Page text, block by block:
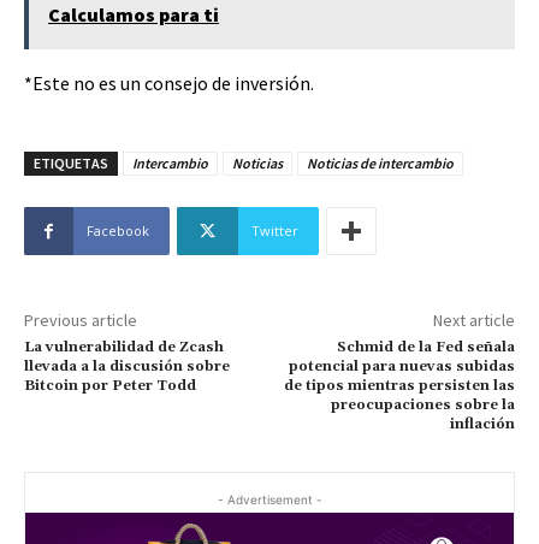
Calculamos para ti
*Este no es un consejo de inversión.
ETIQUETAS Intercambio Noticias Noticias de intercambio
Facebook Twitter
Previous article
La vulnerabilidad de Zcash
llevada a la discusión sobre
Bitcoin por Peter Todd
Next article
Schmid de la Fed señala
potencial para nuevas subidas
de tipos mientras persisten las
preocupaciones sobre la
inflación
- Advertisement -